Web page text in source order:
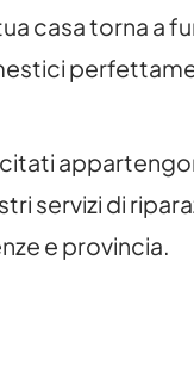
casa torna a
servizi di
e provincia.